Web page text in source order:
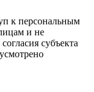
к персональным
и не
субъекта